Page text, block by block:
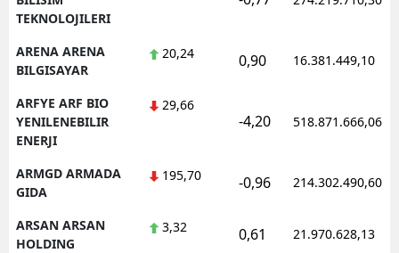
TEKNOLOJILERI
ARENA ARENA
BILGISAYAR
20,24 0,90 16.381.449,10
ARFYE ARF BIO
YENILENEBILIR
ENERJI
29,66
-4,20 518.871.666,06
ARMGD ARMADA
GIDA
195,70 -0,96 214.302.490,60
ARSAN ARSAN
HOLDING
3,32 0,61 21.970.628,13